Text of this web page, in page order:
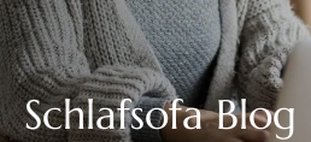
Schlafsofa Blog